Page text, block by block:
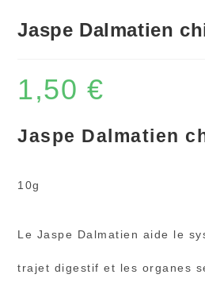
Jaspe Dalmatien
1,50 €
Jaspe Dalmatien
10g
Le Jaspe Dalmatien aide le
trajet digestif et les organes